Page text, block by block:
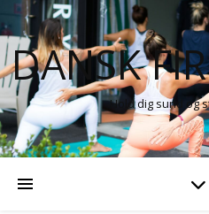
DANSK
Hold dig sund og